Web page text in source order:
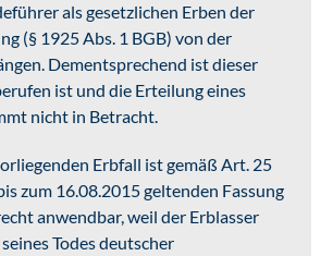
als gesetzlichen Erben der
(§ 1925 Abs. 1 BGB) von der
Dementsprechend ist dieser
ist und die Erteilung eines
nicht in Betracht.
Erbfall ist gemäß Art. 25
zum 16.08.2015 geltenden Fassung
anwendbar, weil der Erblasser
Todes deutscher